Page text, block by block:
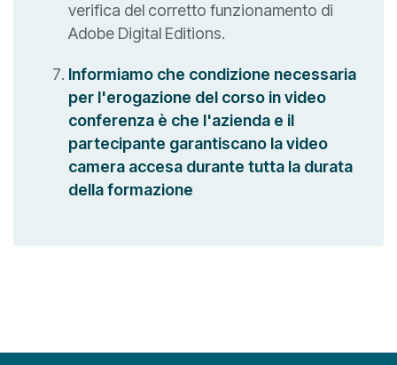
verifica del corretto funzionamento di
Adobe Digital Editions.
Informiamo che condizione necessaria
per l'erogazione del corso in video
conferenza è che l'azienda e il
partecipante garantiscano la video
camera accesa durante tutta la durata
della formazione